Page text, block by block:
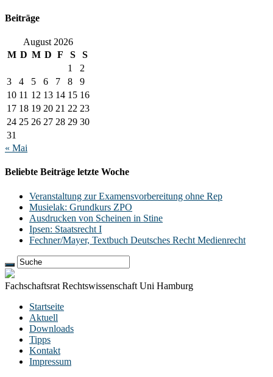
Beiträge
August 2026
M D M D F S
S
1
2
3
4 5 6 7 8
9
10 11 12 13 14 15 16
17 18 19 20 21 22 23
24 25 26 27 28 29 30
31
« Mai
Beliebte Beiträge letzte Woche
Veranstaltung zur Examensvorbereitung ohne Rep
Musielak: Grundkurs ZPO
Ausdrucken von Scheinen in Stine
Ipsen: Staatsrecht I
Fechner/Mayer, Textbuch Deutsches Recht Medienrecht
Fachschaftsrat Rechtswissenschaft Uni Hamburg
Startseite
Aktuell
Downloads
Tipps
Kontakt
Impressum